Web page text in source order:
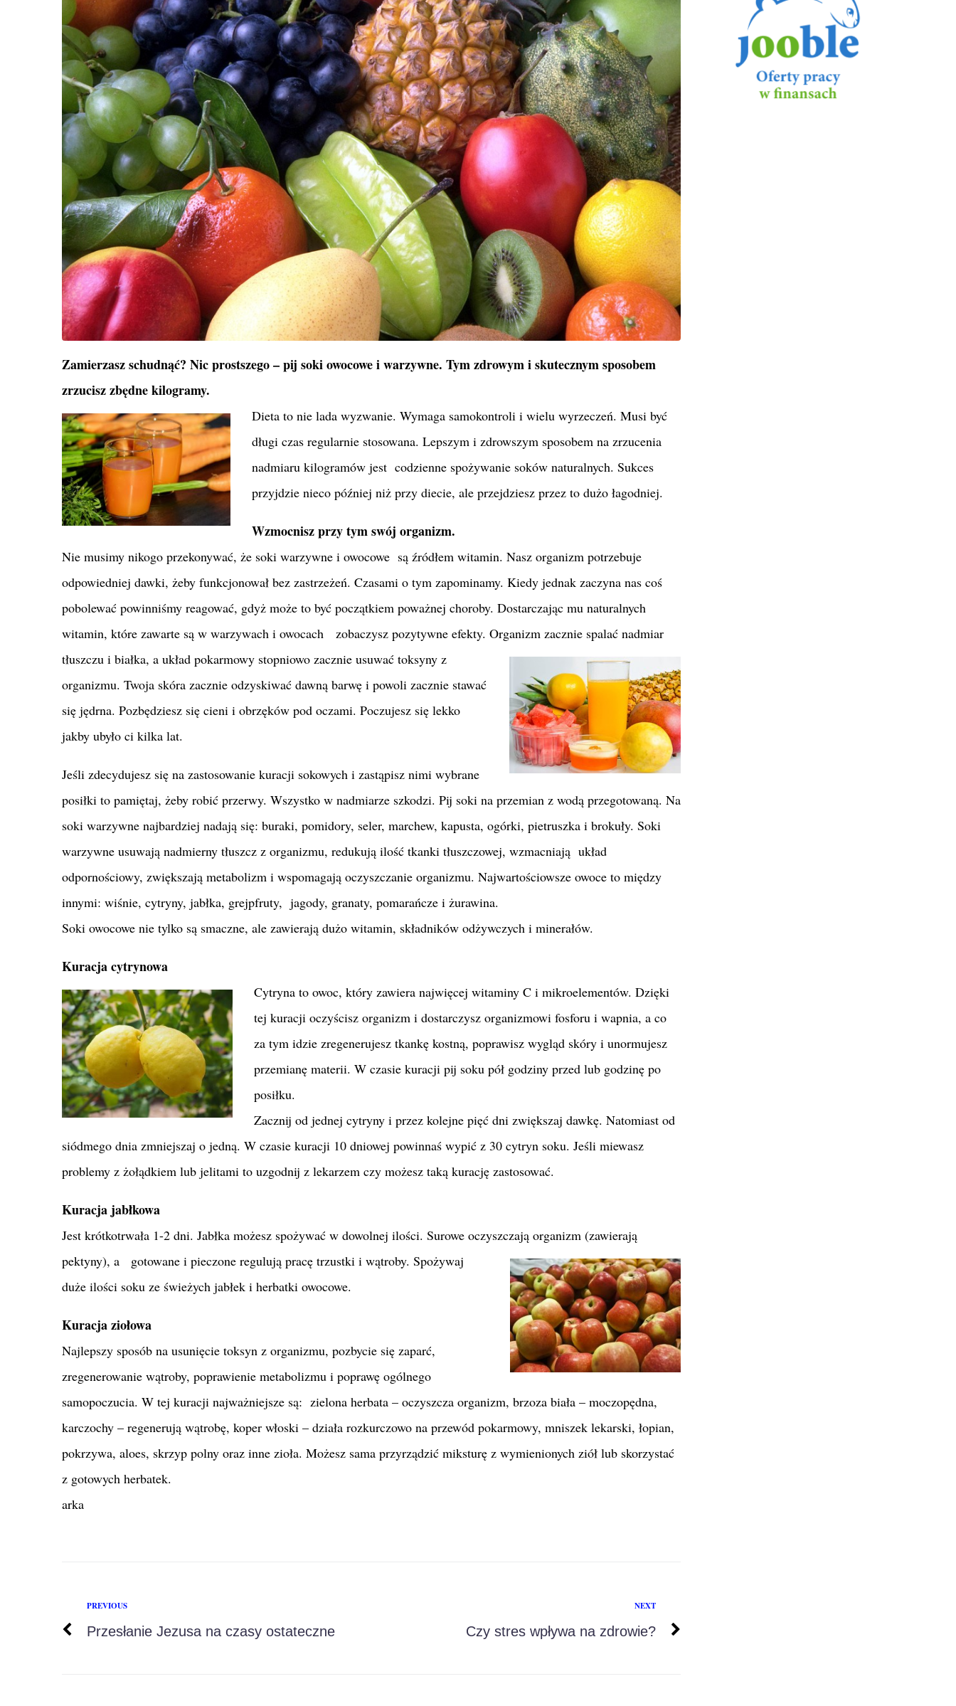
Zamierzasz schudnąć? Nic prostszego – pij soki owocowe i warzywne. Tym zdrowym i skutecznym sposobem
zrzucisz zbędne kilogramy.
Dieta to nie lada wyzwanie. Wymaga samokontroli i wielu wyrzeczeń. Musi być
długi czas regularnie stosowana. Lepszym i zdrowszym sposobem na zrzucenia
nadmiaru kilogramów jest codzienne spożywanie soków naturalnych. Sukces
przyjdzie nieco później niż przy diecie, ale przejdziesz przez to dużo łagodniej.
Wzmocnisz przy tym swój organizm.
Nie musimy nikogo przekonywać, że soki warzywne i owocowe są źródłem witamin. Nasz organizm potrzebuje
odpowiedniej dawki, żeby funkcjonował bez zastrzeżeń. Czasami o tym zapominamy. Kiedy jednak zaczyna nas coś
pobolewać powinniśmy reagować, gdyż może to być początkiem poważnej choroby. Dostarczając mu naturalnych
witamin, które zawarte są w warzywach i owocach zobaczysz pozytywne efekty. Organizm zacznie spalać nadmiar
tłuszczu i białka, a układ pokarmowy stopniowo zacznie usuwać toksyny z
organizmu. Twoja skóra zacznie odzyskiwać dawną barwę i powoli zacznie stawać
się jędrna. Pozbędziesz się cieni i obrzęków pod oczami. Poczujesz się lekko
jakby ubyło ci kilka lat.
Jeśli zdecydujesz się na zastosowanie kuracji sokowych i zastąpisz nimi wybrane
posiłki to pamiętaj, żeby robić przerwy. Wszystko w nadmiarze szkodzi. Pij soki na przemian z wodą przegotowaną. Na
soki warzywne najbardziej nadają się: buraki, pomidory, seler, marchew, kapusta, ogórki, pietruszka i brokuły. Soki
warzywne usuwają nadmierny tłuszcz z organizmu, redukują ilość tkanki tłuszczowej, wzmacniają układ
odpornościowy, zwiększają metabolizm i wspomagają oczyszczanie organizmu. Najwartościowsze owoce to między
innymi: wiśnie, cytryny, jabłka, grejpfruty, jagody, granaty, pomarańcze i żurawina.
Soki owocowe nie tylko są smaczne, ale zawierają dużo witamin, składników odżywczych i minerałów.
Kuracja cytrynowa
Cytryna to owoc, który zawiera najwięcej witaminy C i mikroelementów. Dzięki
tej kuracji oczyścisz organizm i dostarczysz organizmowi fosforu i wapnia, a co
za tym idzie zregenerujesz tkankę kostną, poprawisz wygląd skóry i unormujesz
przemianę materii. W czasie kuracji pij soku pół godziny przed lub godzinę po
posiłku.
Zacznij od jednej cytryny i przez kolejne pięć dni zwiększaj dawkę. Natomiast od
siódmego dnia zmniejszaj o jedną. W czasie kuracji 10 dniowej powinnaś wypić z 30 cytryn soku. Jeśli miewasz
problemy z żołądkiem lub jelitami to uzgodnij z lekarzem czy możesz taką kurację zastosować.
Kuracja jabłkowa
Jest krótkotrwała 1-2 dni. Jabłka możesz spożywać w dowolnej ilości. Surowe oczyszczają organizm (zawierają
pektyny), a gotowane i pieczone regulują pracę trzustki i wątroby. Spożywaj
duże ilości soku ze świeżych jabłek i herbatki owocowe.
Kuracja ziołowa
Najlepszy sposób na usunięcie toksyn z organizmu, pozbycie się zaparć,
zregenerowanie wątroby, poprawienie metabolizmu i poprawę ogólnego
samopoczucia. W tej kuracji najważniejsze są: zielona herbata – oczyszcza organizm, brzoza biała – moczopędna,
karczochy – regenerują wątrobę, koper włoski – działa rozkurczowo na przewód pokarmowy, mniszek lekarski, łopian,
pokrzywa, aloes, skrzyp polny oraz inne zioła. Możesz sama przyrządzić miksturę z wymienionych ziół lub skorzystać
z gotowych herbatek.
arka
PREVIOUS
Przesłanie Jezusa na czasy ostateczne
NEXT
Czy stres wpływa na zdrowie?